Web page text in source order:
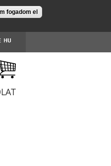
fogadom el